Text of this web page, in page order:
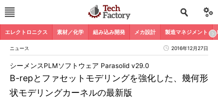
エレクトロニクス 素材／化学 組み込み開発 メカ設計 製造マネジメント
ニュース 2016年12月27日
B-repとファセットモデリングを強化した、幾何形
状モデリングカーネルの最新版
シーメンスPLMソフトウェア Parasolid v29.0